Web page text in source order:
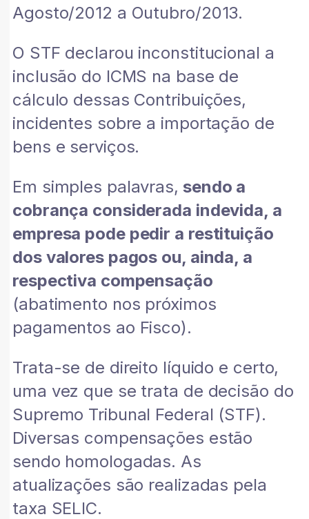
Agosto/2012 a Outubro/2013.
O STF declarou inconstitucional a
inclusão do ICMS na base de
cálculo dessas Contribuições,
incidentes sobre a importação de
bens e serviços.
Em simples palavras, sendo a
cobrança considerada indevida, a
empresa pode pedir a restituição
dos valores pagos ou, ainda, a
respectiva compensação
(abatimento nos próximos
pagamentos ao Fisco).
Trata-se de direito líquido e certo,
uma vez que se trata de decisão do
Supremo Tribunal Federal (STF).
Diversas compensações estão
sendo homologadas. As
atualizações são realizadas pela
taxa SELIC.